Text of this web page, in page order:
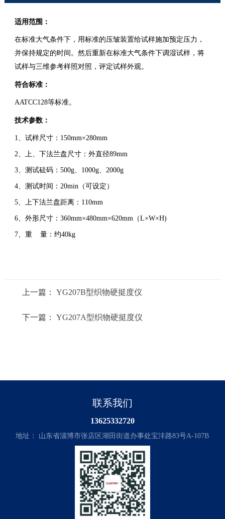
适用范围：
在标准大气条件下，用标准的压皱装置给试样施加预定压力，
并保持规定的时间。然后重新在标准大气条件下调湿试样，将
试样与三维参考样照对照，评定试样外观。
符合标准：
AATCC128等标准。
技术参数：
1、试样尺寸：150mm×280mm
2、上、下法兰盘尺寸：外直径89mm
3、测试砝码：500g、1000g、2000g
4、测试时间：20min（可设定）
5、上下法兰盘距离：110mm
6、 外形尺寸：360mm×480mm×620mm（L×W×H)
7、 重 量：约40kg
上一篇： YG207B型织物硬挺度仪
下一篇： YG207A型织物硬挺度仪
联系我们
13625332720
地址： 山东省淄博市张店区湖田街道办事处宝沣路83号A-107B